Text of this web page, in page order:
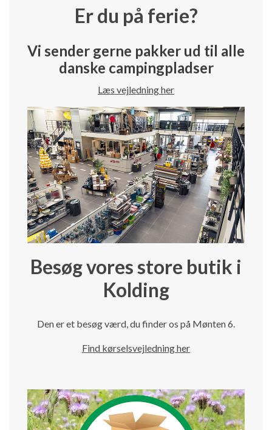
Er du på ferie?
Vi sender gerne pakker ud til alle
danske campingpladser
Læs vejledning her
Besøg vores store butik i
Kolding
Den er et besøg værd, du finder os på Mønten 6.
Find kørselsvejledning her